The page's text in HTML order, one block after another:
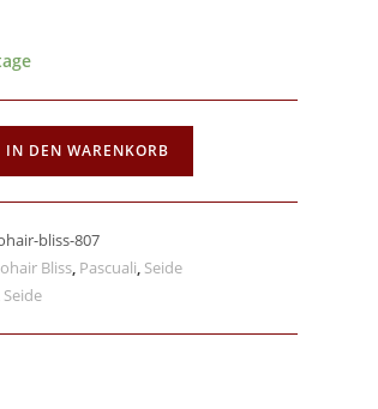
IN DEN WARENKORB
bliss-807
Bliss, Pascuali, Seide
Seide